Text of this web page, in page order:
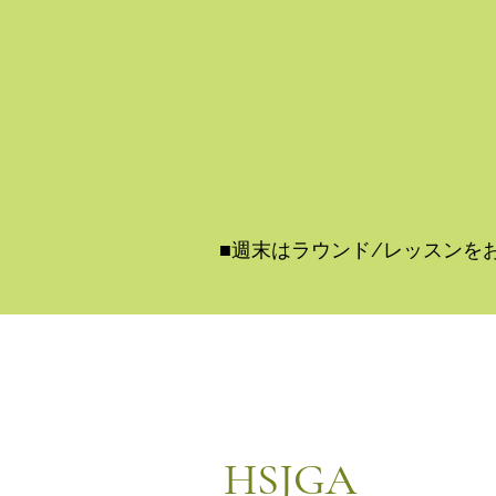
■週末はラウンド/レッスンを
HSJGA